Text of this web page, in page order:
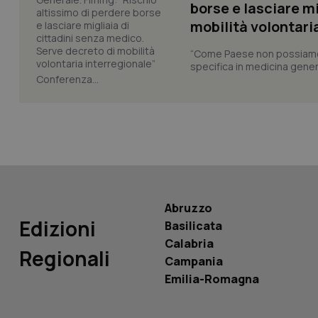
borse e lasciare
mobilità
“Come Paese non
specifica in medicina
Conferenza...
Edizioni
Regionali
Abruzzo
Basilicata
Calabria
Campania
Emilia-Romagna
tracking-sites-
tracking-enable